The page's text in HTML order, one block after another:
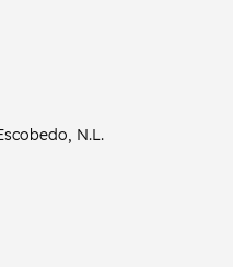
N.L.